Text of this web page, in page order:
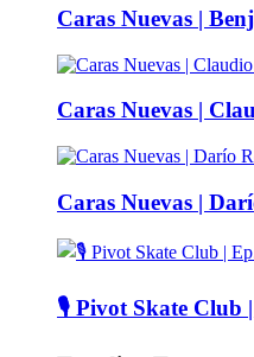
Caras Nuevas |
Caras Nuevas |
Caras Nuevas |
🎙️ Pivot Skate Club